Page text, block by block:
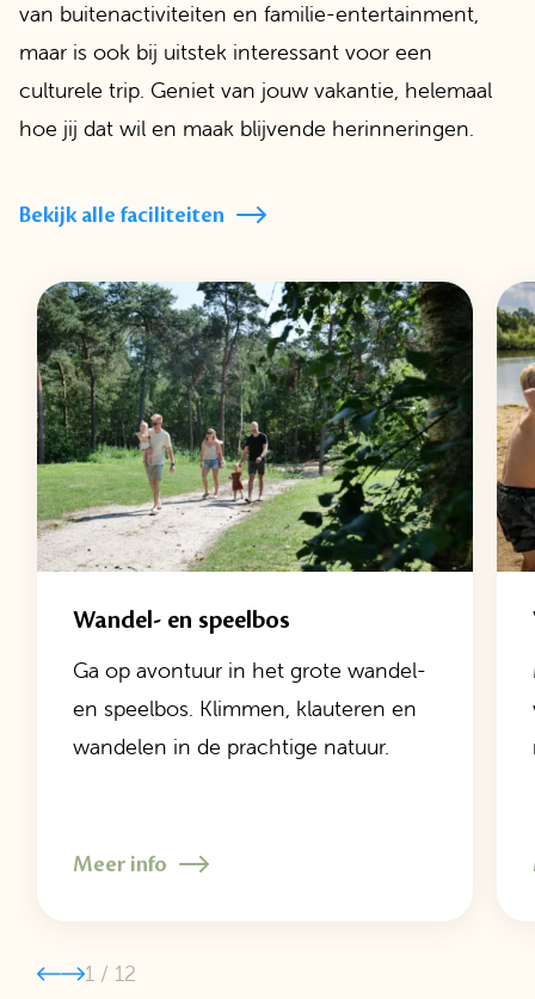
van buitenactiviteiten en familie-entertainment,
maar is ook bij uitstek interessant voor een
culturele trip. Geniet van jouw vakantie, helemaal
hoe jij dat wil en maak blijvende herinneringen.
Bekijk alle faciliteiten
Wandel- en speelbos
Ga op avontuur in het grote wandel-
en speelbos. Klimmen, klauteren en
wandelen in de prachtige natuur.
Meer info
1 / 12